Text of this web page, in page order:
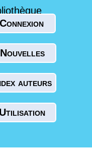
Connexion
Nouvelles
auteurs
Utilisation